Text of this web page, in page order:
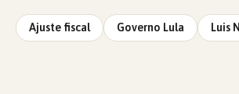
Ajuste fiscal Governo Lula Luis